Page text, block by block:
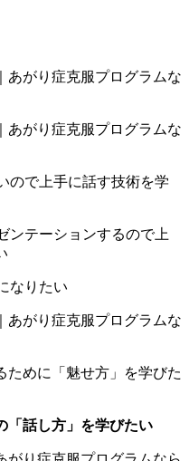
ので上手に話す技術を学
ンテーションするので上
なりたい
ために「魅せ方」を学びた
「話し方」を学びたい